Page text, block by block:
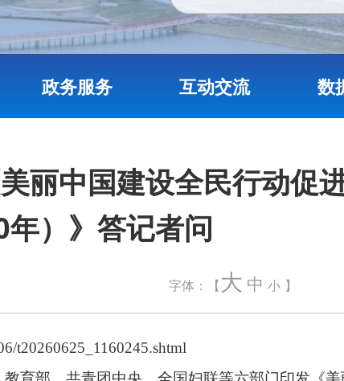
政务服务 互动交流 数
丽中国建设全民行动促
）》答记者问
字体：【大 中 小 】
中央、全国妇联等六部门印发《美丽中国建设全民行动促进
就《促进计划》相关问题回答了记者提问。